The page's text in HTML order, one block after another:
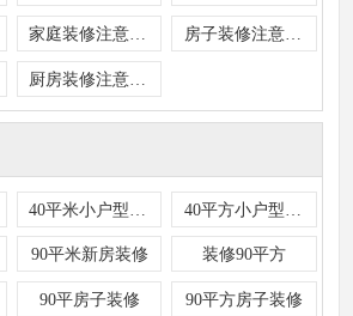
房子装修注意事项
90平米新房装修 装修90平方
90平房子装修 90平方房子装修